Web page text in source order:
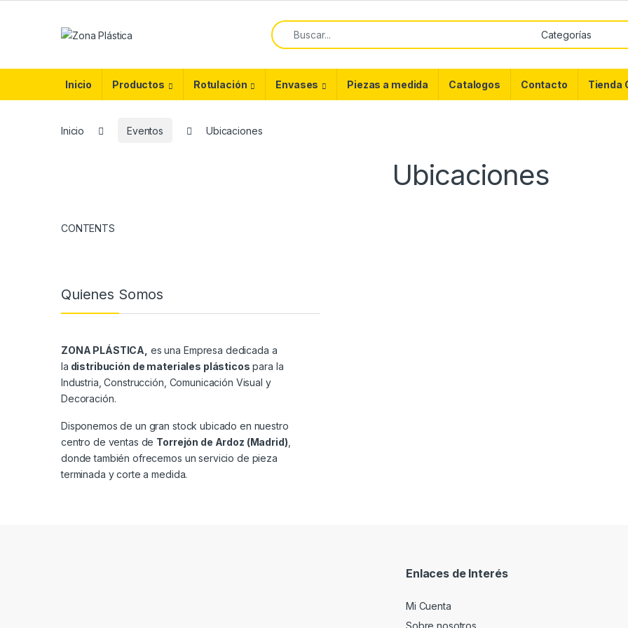
Search for:
Inicio Productos Rotulación Envases Piezas a medida Catalogos Contacto Tienda
Inicio Eventos Ubicaciones
Ubicaciones
CONTENTS
Quienes Somos
ZONA PLÁSTICA, es una Empresa dedicada a
la distribución de materiales plásticos para la
Industria, Construcción, Comunicación Visual y
Decoración.
Disponemos de un gran stock ubicado en nuestro
centro de ventas de Torrejón de Ardoz (Madrid)
donde también ofrecemos un servicio de pieza
terminada y corte a medida.
Enlaces de Interés
Mi Cuenta